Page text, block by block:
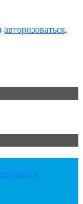
авторизоваться.
и